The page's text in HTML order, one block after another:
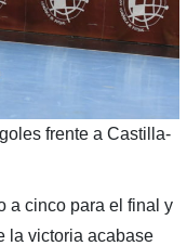
frente a Castilla-
a cinco para el final y
la victoria acabase